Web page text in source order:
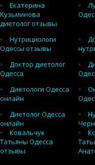
Екатерина
Кузьминова
диетолог отзывы
Нутрициологи
Одессы отзывы
Доктор диетолог
Одесса
Диетологи Одесса
онлайн
Диетолог Одесса
онлайн
Ковальчук
Татьяны Одесса
отзывы